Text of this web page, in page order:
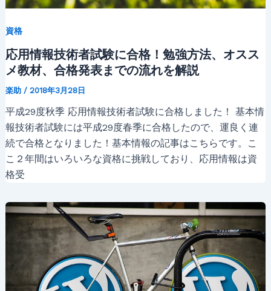
資格
応用情報技術者試験に合格！勉強方法、オスス
メ教材、合格発表までの流れを解説
楽助 / 2018年3月28日
平成29度秋季 応用情報技術者試験に合格しました！ 基本情
報技術者試験には平成29度春季に合格したので、運良く連
続で合格となりました！基本情報の記事はこちらです。こ
こ２年間はいろいろな資格に挑戦しており、応用情報は資
格受